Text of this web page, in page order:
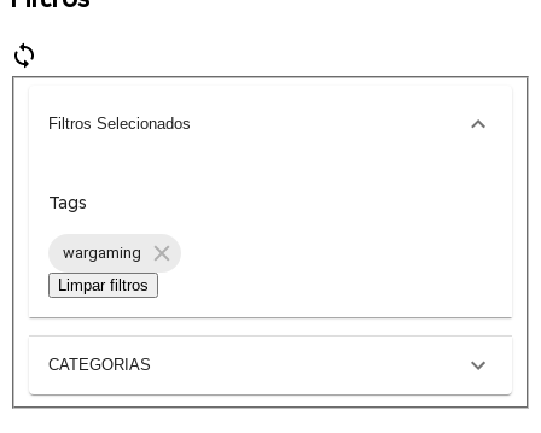
Filtros Selecionados
Tags
wargaming
Limpar filtros
CATEGORIAS